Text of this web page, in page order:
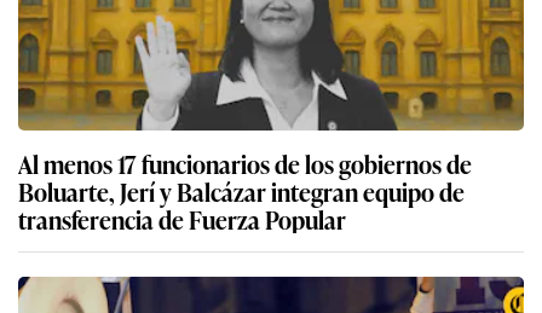
Al menos 17 funcionarios de los gobiernos de
Boluarte, Jerí y Balcázar integran equipo de
transferencia de Fuerza Popular